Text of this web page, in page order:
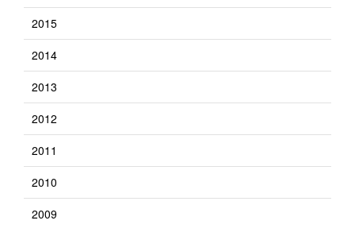
2015
2014
2013
2012
2011
2010
2009